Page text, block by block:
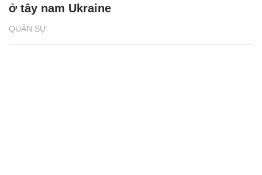
QUÂN SỰ
ở tây nam Ukraine